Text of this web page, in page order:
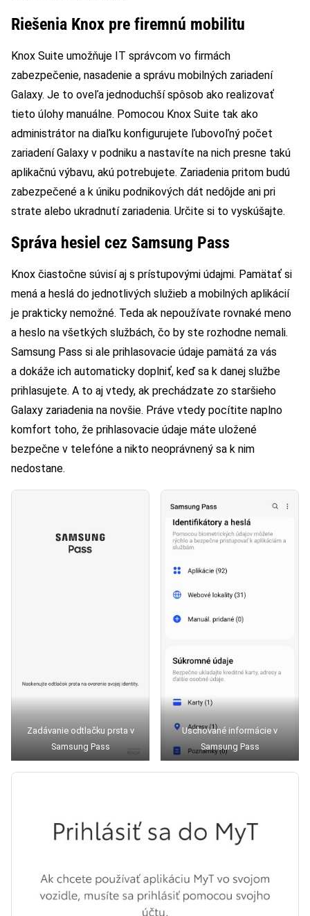
Riešenia Knox pre firemnú mobilitu
Knox Suite umožňuje IT správcom vo firmách
zabezpečenie, nasadenie a správu mobilných zariadení
Galaxy. Je to oveľa jednoduchší spôsob ako realizovať
tieto úlohy manuálne. Pomocou Knox Suite tak ako
administrátor na diaľku konfigurujete ľubovoľný počet
zariadení Galaxy v podniku a nastavíte na nich presne takú
aplikačnú výbavu, akú potrebujete. Zariadenia pritom budú
zabezpečené a k úniku podnikových dát nedôjde ani pri
strate alebo ukradnutí zariadenia. Určite si to vyskúšajte.
Správa hesiel cez Samsung Pass
Knox čiastočne súvisí aj s prístupovými údajmi. Pamätať si
mená a heslá do jednotlivých služieb a mobilných aplikácií
je prakticky nemožné. Teda ak nepoužívate rovnaké meno
a heslo na všetkých službách, čo by ste rozhodne nemali.
Samsung Pass si ale prihlasovacie údaje pamätá za vás
a dokáže ich automaticky doplniť, keď sa k danej službe
prihlasujete. A to aj vtedy, ak prechádzate zo staršieho
Galaxy zariadenia na novšie. Práve vtedy pocítite naplno
komfort toho, že prihlasovacie údaje máte uložené
bezpečne v telefóne a nikto neoprávnený sa k nim
nedostane.
Zadávanie odtlačku prsta v
Samsung Pass
Uschované informácie v
Samsung Pass